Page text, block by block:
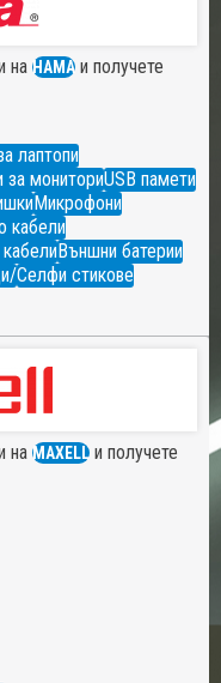
на HAMA и получете
лаптопи
за мониториUSB памети
Микрофони
кабели
Външни батерии
Селфи стикове
на MAXELL и получете